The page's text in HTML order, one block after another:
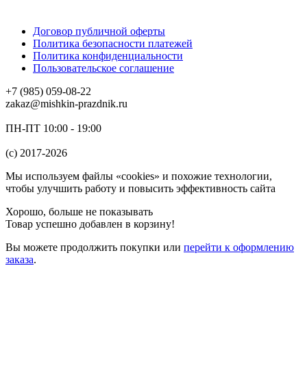
Договор публичной оферты
Политика безопасности платежей
Политика конфиденциальности
Пользовательское соглашение
+7 (985) 059-08-22
zakaz@mishkin-prazdnik.ru
ПН-ПТ 10:00 - 19:00
(c) 2017-2026
Мы используем файлы «cookies» и похожие технологии,
чтобы улучшить работу и повысить эффективность сайта
Хорошо, больше не показывать
Товар успешно добавлен в корзину!
Вы можете продолжить покупки или перейти к оформлению
заказа.